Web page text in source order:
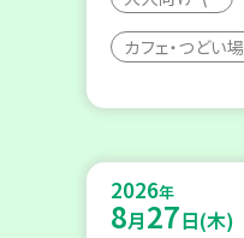
カフェ・つどい場
2026年
8月27日(木)